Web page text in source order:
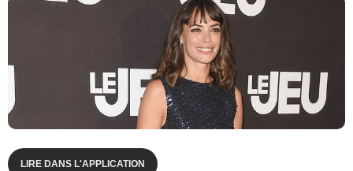
LIRE DANS L'APPLICATION